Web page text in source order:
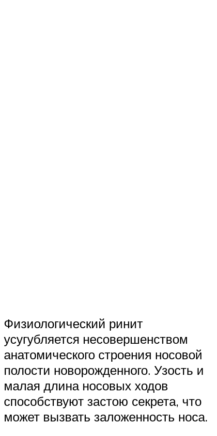
Физиологический ринит
усугубляется несовершенством
анатомического строения носовой
полости новорожденного. Узость и
малая длина носовых ходов
способствуют застою секрета, что
может вызвать заложенность носа.